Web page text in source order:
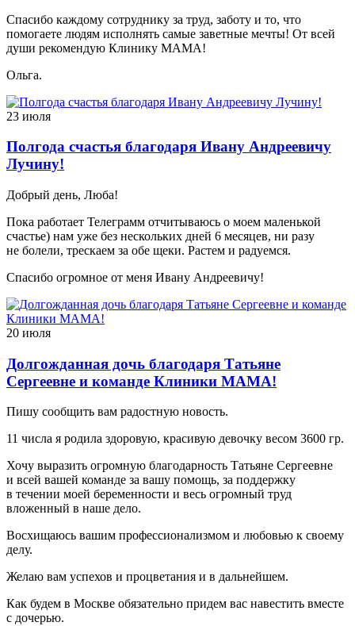
Спасибо каждому сотруднику за труд, заботу и то, что
помогаете людям исполнять самые заветные мечты! От всей
души рекомендую Клинику МАМА!
Ольга.
23 июля
Полгода счастья благодаря Ивану Андреевичу
Лучину!
Добрый день, Люба!
Пока работает Телеграмм отчитываюсь о моем маленькой
счастье) нам уже без нескольких дней 6 месяцев, ни разу
не болели, трескаем за обе щеки. Растем и радуемся.
Спасибо огромное от меня Ивану Андреевичу!
20 июля
Долгожданная дочь благодаря Татьяне
Сергеевне и команде Клиники МАМА!
Пишу сообщить вам радостную новость.
11 числа я родила здоровую, красивую девочку весом 3600 гр.
Хочу выразить огромную благодарность Татьяне Сергеевне
и всей вашей команде за вашу помощь, за поддержку
в течении моей беременности и весь огромный труд
вложенный в наше дело.
Восхищаюсь вашим профессионализмом и любовью к своему
делу.
Желаю вам успехов и процветания и в дальнейшем.
Как будем в Москве обязательно придем вас навестить вместе
с дочерью.